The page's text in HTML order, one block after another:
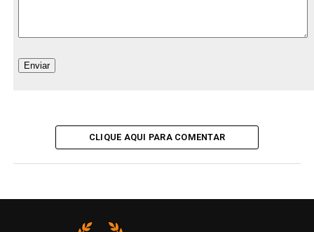
CLIQUE AQUI PARA COMENTAR